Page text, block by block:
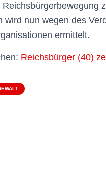
wird nun wegen des
ermittelt.
Reichsbürger (40)